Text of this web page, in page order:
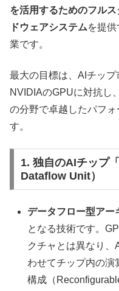
を活用するためのフル
ドウェアシステムを提
業です。
最大の目標は、AIチッ
NVIDIAのGPUに対抗し
の分野で卓越したパフ
す。
1. 独自のAIチップ
Dataflow Unit）
データフロー型アー
となる技術です。
クチャとは異なり、
わせてチップ内の演
構成（